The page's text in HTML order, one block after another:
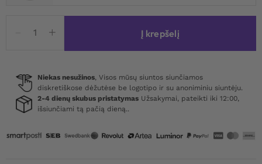
kiekis:
Obsessive
Garter
Panties
Red
Į krepšelį
Niekas nesužinos, Visos mūsų siuntos siunčiamos
diskretiškose dėžutėse be logotipo ir su anoniminiu siuntėju.
2-4 dienų skubus pristatymas Užsakymai, pateikti iki 12:00,
išsiunčiami tą pačią dieną..